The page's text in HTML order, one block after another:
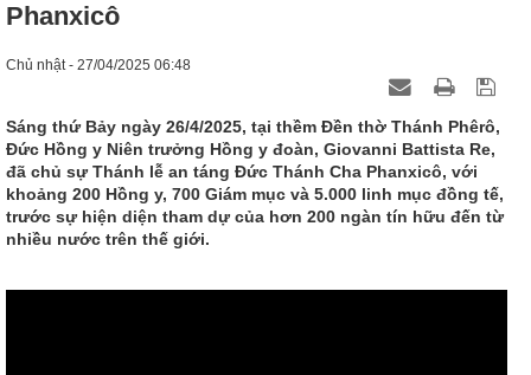
Phanxicô
Chủ nhật - 27/04/2025 06:48
Sáng thứ Bảy ngày 26/4/2025, tại thềm Đền thờ Thánh Phêrô,
Đức Hồng y Niên trưởng Hồng y đoàn, Giovanni Battista Re,
đã chủ sự Thánh lễ an táng Đức Thánh Cha Phanxicô, với
khoảng 200 Hồng y, 700 Giám mục và 5.000 linh mục đồng tế,
trước sự hiện diện tham dự của hơn 200 ngàn tín hữu đến từ
nhiều nước trên thế giới.